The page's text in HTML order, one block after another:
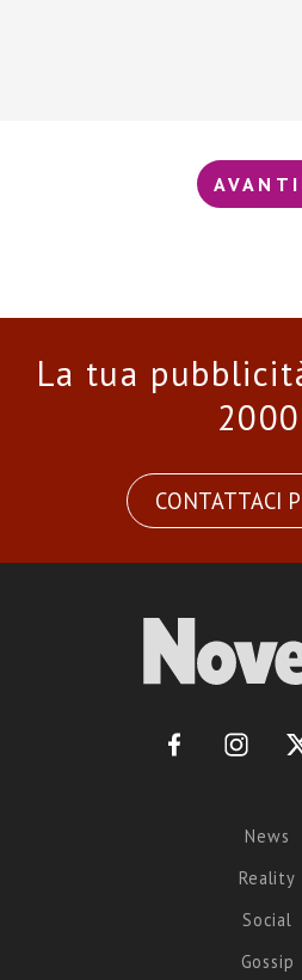
AVANTI
La tua
CONTATTACI
News
Reality
Social
Gossip